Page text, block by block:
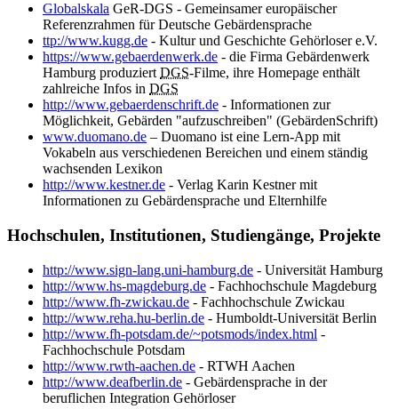
Globalskala GeR-DGS - Gemeinsamer europäischer
Referenzrahmen für Deutsche Gebärdensprache
ttp://www.kugg.de - Kultur und Geschichte Gehörloser e.V.
https://www.gebaerdenwerk.de - die Firma Gebärdenwerk
Hamburg produziert DGS-Filme, ihre Homepage enthält
zahlreiche Infos in DGS
http://www.gebaerdenschrift.de - Informationen zur
Möglichkeit, Gebärden "aufzuschreiben" (GebärdenSchrift)
www.duomano.de – Duomano ist eine Lern-App mit
Vokabeln aus verschiedenen Bereichen und einem ständig
wachsenden Lexikon
http://www.kestner.de - Verlag Karin Kestner mit
Informationen zu Gebärdensprache und Elternhilfe
Hochschulen, Institutionen, Studiengänge, Projekte
http://www.sign-lang.uni-hamburg.de - Universität Hamburg
http://www.hs-magdeburg.de - Fachhochschule Magdeburg
http://www.fh-zwickau.de - Fachhochschule Zwickau
http://www.reha.hu-berlin.de - Humboldt-Universität Berlin
http://www.fh-potsdam.de/~potsmods/index.html -
Fachhochschule Potsdam
http://www.rwth-aachen.de - RTWH Aachen
http://www.deafberlin.de - Gebärdensprache in der
beruflichen Integration Gehörloser